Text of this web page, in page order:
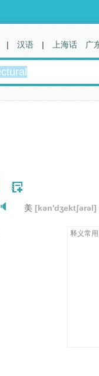
美 [kən'dʒektʃərəl]
释义常
| 汉语 | 上海话 广